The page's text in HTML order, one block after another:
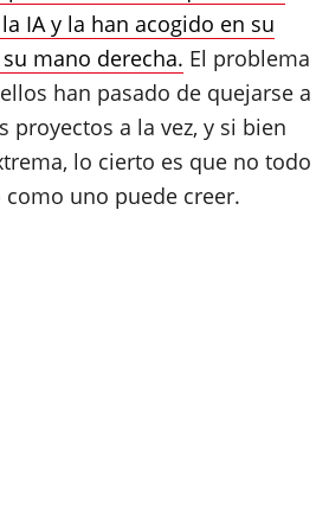
IA y la han acogido en su
mano derecha. El problema
han pasado de quejarse a
proyectos a la vez, y si bien
lo cierto es que no todo
uno puede creer.